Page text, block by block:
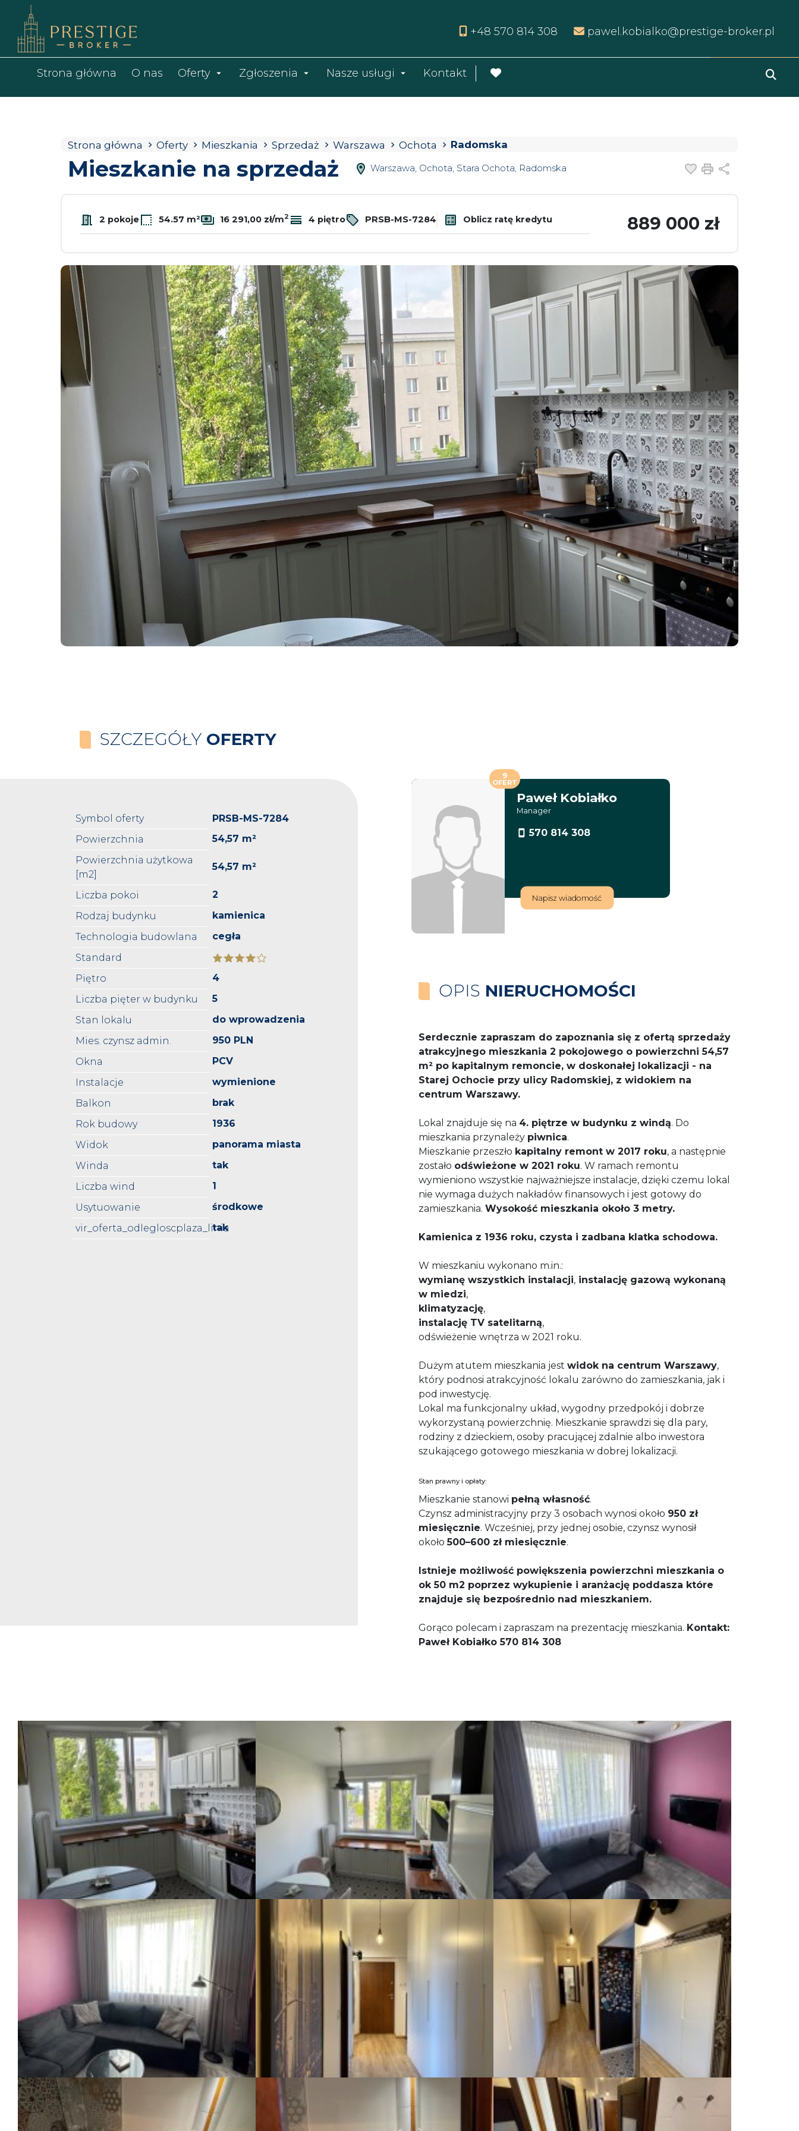
+48 570 814 308 pawel.kobialko@prestige-broker.pl
Strona główna O nas Oferty Zgłoszenia Nasze usługi Kontakt
Strona główna Oferty Mieszkania Sprzedaż Warszawa Ochota Radomska
Mieszkanie na sprzedaż Warszawa, Ochota, Stara Ochota, Radomska Dodaj do
Drukuj
2 pokoje 54.57 m² 16 291,00 zł/m2 4 piętro PRSB-MS-7284 Oblicz ratę kredytu 889 000 zł
SZCZEGÓŁY OFERTY
Symbol oferty
PRSB-MS-7284
Powierzchnia
54,57 m²
Powierzchnia użytkowa
[m2]
54,57 m²
Liczba pokoi
2
Rodzaj budynku
kamienica
Technologia budowlana
cegła
Standard
Piętro
4
Liczba pięter w budynku
5
Stan lokalu
do wprowadzenia
Mies. czynsz admin.
950 PLN
Okna
PCV
Instalacje
wymienione
Balkon
brak
Rok budowy
1936
Widok
panorama miasta
Winda
tak
Liczba wind
1
Usytuowanie
środkowe
vir_oferta_odlegloscplaza_linia
tak
Paweł Kobiałko
Manager
570 814 308
Napisz wiadomość
9
OFERT
OPIS NIERUCHOMOŚCI
Serdecznie zapraszam do zapoznania się z ofertą sprzedaży
atrakcyjnego mieszkania 2 pokojowego o powierzchni 54,57
m² po kapitalnym remoncie, w doskonałej lokalizacji - na
Starej Ochocie przy ulicy Radomskiej, z widokiem na
centrum Warszawy.
Lokal znajduje się na 4. piętrze w budynku z windą. Do
mieszkania przynależy piwnica.
Mieszkanie przeszło kapitalny remont w 2017 roku, a następnie
zostało odświeżone w 2021 roku. W ramach remontu
wymieniono wszystkie najważniejsze instalacje, dzięki czemu lokal
nie wymaga dużych nakładów finansowych i jest gotowy do
zamieszkania. Wysokość mieszkania około 3 metry.
Kamienica z 1936 roku, czysta i zadbana klatka schodowa.
W mieszkaniu wykonano m.in.:
wymianę wszystkich instalacji, instalację gazową wykonaną
w miedzi,
klimatyzację,
instalację TV satelitarną,
odświeżenie wnętrza w 2021 roku.
Dużym atutem mieszkania jest widok na centrum Warszawy,
który podnosi atrakcyjność lokalu zarówno do zamieszkania, jak i
pod inwestycję.
Lokal ma funkcjonalny układ, wygodny przedpokój i dobrze
wykorzystaną powierzchnię. Mieszkanie sprawdzi się dla pary,
rodziny z dzieckiem, osoby pracującej zdalnie albo inwestora
szukającego gotowego mieszkania w dobrej lokalizacji.
Stan prawny i opłaty:
Mieszkanie stanowi pełną własność.
Czynsz administracyjny przy 3 osobach wynosi około 950 zł
miesięcznie. Wcześniej, przy jednej osobie, czynsz wynosił
około500–600 zł miesięcznie.
Istnieje możliwość powiększenia powierzchni mieszkania o
ok 50 m2 poprzez wykupienie i aranżację poddasza które
znajduje się bezpośrednio nad mieszkaniem.
Gorąco polecam i zapraszam na prezentację mieszkania. Kontakt:
Paweł Kobiałko 570 814 308